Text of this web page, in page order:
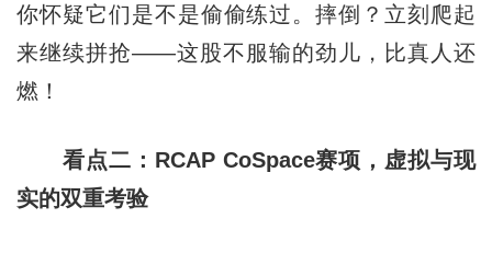
你怀疑它们是不是偷偷练过。摔倒？立刻爬起
来继续拼抢——这股不服输的劲儿，比真人还
燃！
看点二：RCAP CoSpace赛项，虚拟与现
实的双重考验